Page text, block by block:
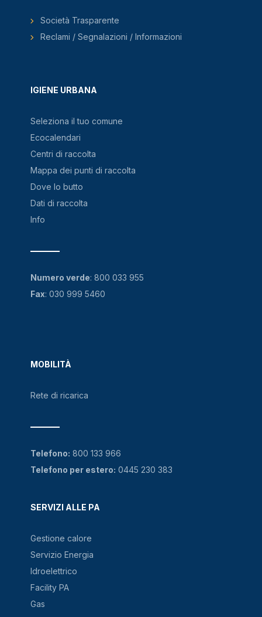
IGIENE URBANA
Seleziona il tuo comune
Ecocalendari
Centri di raccolta
Mappa dei punti di raccolta
Dove lo butto
Dati di raccolta
Info
MOBILITÀ
Rete di ricarica
SERVIZI ALLE PA
Gestione calore
Servizio Energia
Idroelettrico
Facility PA
Gas
Società Trasparente
Reclami / Segnalazioni / Informazioni
Numero verde: 800 033 955
Fax: 030 999 5460
Telefono: 800 133 966
Telefono per estero: 0445 230 383